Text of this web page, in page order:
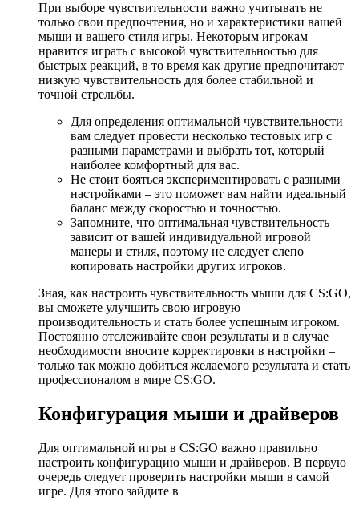
При выборе чувствительности важно учитывать не
только свои предпочтения, но и характеристики вашей
мыши и вашего стиля игры. Некоторым игрокам
нравится играть с высокой чувствительностью для
быстрых реакций, в то время как другие предпочитают
низкую чувствительность для более стабильной и
точной стрельбы.
Для определения оптимальной чувствительности
вам следует провести несколько тестовых игр с
разными параметрами и выбрать тот, который
наиболее комфортный для вас.
Не стоит бояться экспериментировать с разными
настройками – это поможет вам найти идеальный
баланс между скоростью и точностью.
Запомните, что оптимальная чувствительность
зависит от вашей индивидуальной игровой
манеры и стиля, поэтому не следует слепо
копировать настройки других игроков.
Зная, как настроить чувствительность мыши для CS:GO,
вы сможете улучшить свою игровую
производительность и стать более успешным игроком.
Постоянно отслеживайте свои результаты и в случае
необходимости вносите корректировки в настройки –
только так можно добиться желаемого результата и стать
профессионалом в мире CS:GO.
Конфигурация мыши и драйверов
Для оптимальной игры в CS:GO важно правильно
настроить конфигурацию мыши и драйверов. В первую
очередь следует проверить настройки мыши в самой
игре. Для этого зайдите в